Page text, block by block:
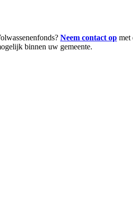
Neem contact op met
binnen uw gemeente.